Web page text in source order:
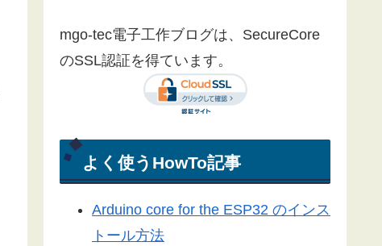
SSL/TLS 暗号化通信
有機EL(OLED)
LCD(液晶ディスプレイ)
Websocket
Arduino-ESP32
Arduino-ESP8266
LEDドットマトリックス
Server-Sent Events
mgo-tec電子工作ブログは、SecureCore
のSSL認証を得ています。
よく使うHowTo記事
Arduino core for the ESP32 のインス
トール方法